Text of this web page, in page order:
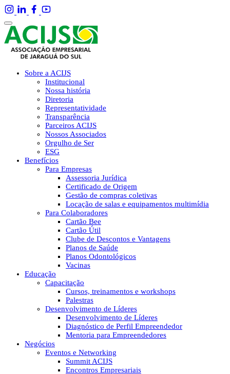
Sobre a ACIJS
Institucional
Nossa história
Diretoria
Representatividade
Transparência
Parceiros ACIJS
Nossos Associados
Orgulho de Ser
ESG
Benefícios
Para Empresas
Assessoria Jurídica
Certificado de Origem
Gestão de compras coletivas
Locação de salas e equipamentos multimídia
Para Colaboradores
Cartão Bee
Cartão Útil
Clube de Descontos e Vantagens
Planos de Saúde
Planos Odontológicos
Vacinas
Educação
Capacitação
Cursos, treinamentos e workshops
Palestras
Desenvolvimento de Líderes
Desenvolvimento de Líderes
Diagnóstico de Perfil Empreendedor
Mentoria para Empreendedores
Negócios
Eventos e Networking
Summit ACIJS
Encontros Empresariais